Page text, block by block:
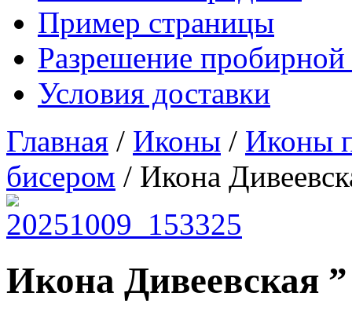
Пример страницы
Разрешение пробирной
Условия доставки
Главная / Иконы / Иконы
бисером / Икона
Икона Дивеевская